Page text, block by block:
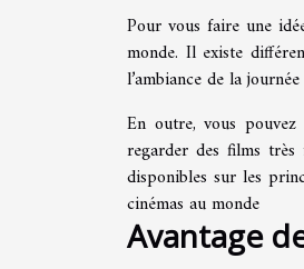
Pour vous faire une
monde. Il existe
l’ambiance de la
En outre, vous pouvez
regarder des films très
disponibles sur les
cinémas au monde
Avantage